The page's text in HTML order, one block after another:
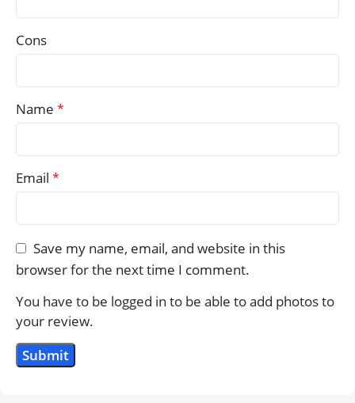
Cons
Name *
Email *
Save my name, email, and website in this
browser for the next time I comment.
You have to be logged in to be able to add photos to
your review.